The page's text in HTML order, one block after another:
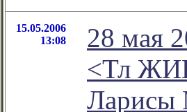
15.05.2006
13:08
28 мая
<Тл
Ларисы